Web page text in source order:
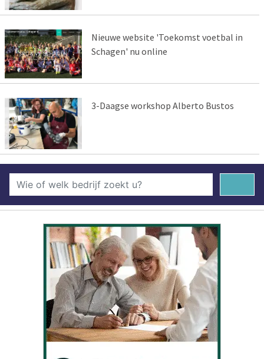
Nieuwe website 'Toekomst voetbal in
Schagen' nu online
3-Daagse workshop Alberto Bustos